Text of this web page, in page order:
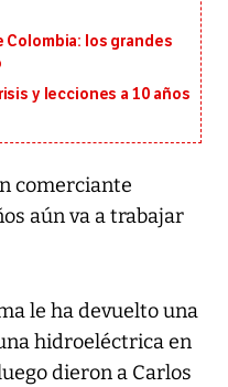
Colombia: los grandes
y lecciones a 10 años
comerciante
aún va a trabajar
le ha devuelto una
hidroeléctrica en
dieron a Carlos